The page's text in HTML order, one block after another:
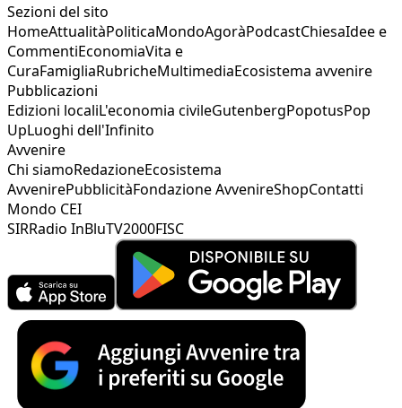
Sezioni del sito
HomeAttualitàPoliticaMondoAgoràPodcastChiesaIdee e
CommentiEconomiaVita e
CuraFamigliaRubricheMultimediaEcosistema avvenire
Pubblicazioni
Edizioni localiL'economia civileGutenbergPopotusPop
UpLuoghi dell'Infinito
Avvenire
Chi siamoRedazioneEcosistema
AvvenirePubblicitàFondazione AvvenireShopContatti
Mondo CEI
SIRRadio InBluTV2000FISC